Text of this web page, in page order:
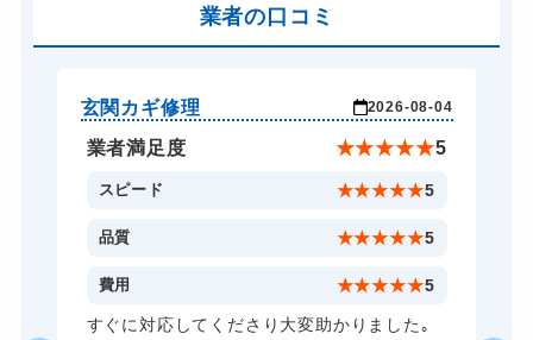
バイクカギ開け
スーツケースカギ開け 8,800円～(税込)
スーツケースカギ作成 8,800円～(税込)
金庫カギ開け 14,300円～(税込)
金庫カギ修理 11,000円～(税込)
8,800円～(税込)
業者の口コミ
玄関カギ修理 2026-08-04
業者満足度 ★★★★★5
スピード ★★★★★5
品質 ★★★★★5
費用 ★★★★★5
すぐに対応してくださり大変助かりました｡